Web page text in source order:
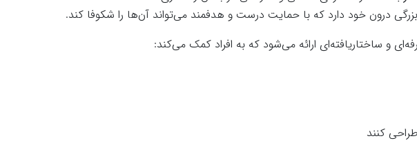
بزرگی درون خود دارد که با حمایت درست و هدفمند می‌تواند آن‌ها را شکوفا کند.
و ساختاریافته‌ای ارائه می‌شود که به افراد کمک می‌کند:
کنند